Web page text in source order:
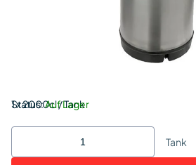
Status:Auf Lager
1 x 2000cl / Tank
Tank